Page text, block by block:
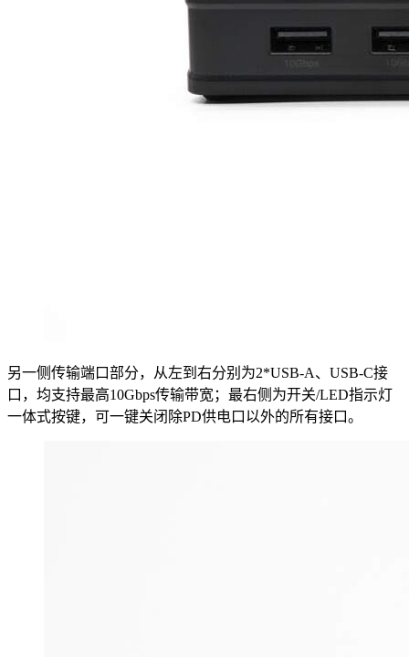
另一侧传输端口部分，从左到右分别为2*USB-A、USB-C接
口，均支持最高10Gbps传输带宽；最右侧为开关/LED指示灯
一体式按键，可一键关闭除PD供电口以外的所有接口。